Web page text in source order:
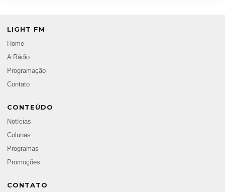
LIGHT FM
Home
A Rádio
Programação
Contato
CONTEÚDO
Notícias
Colunas
Programas
Promoções
CONTATO